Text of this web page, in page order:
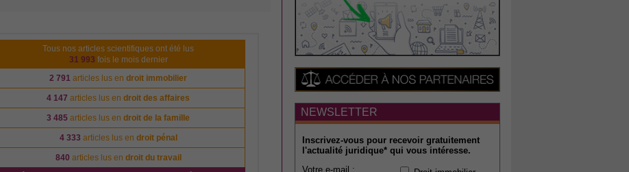
Tous nos articles scientifiques ont été lus
31 993 fois le mois dernier
2 791 articles lus endroit immobilier
4 147 articles lus endroit des affaires
3 485 articles lus endroit de la famille
4 333 articles lus en droit pénal
840 articles lus en droit du travail
NEWSLETTER
Inscrivez-vous pour recevoir gratuitement
l'actualité juridique* qui vous intéresse.
Votre e-mail :